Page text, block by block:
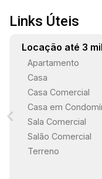
Links Úteis
Locação até 3
Apartamento
Casa
Casa Comercial
Casa em
Sala Comercial
Salão Comercial
Terreno